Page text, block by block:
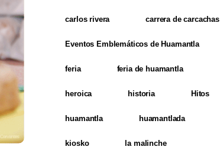
carlos rivera carrera de carcachas
Eventos Emblemáticos de Huamantla
feria feria de huamantla
heroica historia Hitos
huamantla huamantlada
kiosko la malinche